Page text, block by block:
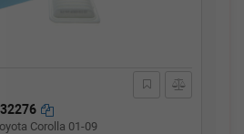
Corolla 01-09